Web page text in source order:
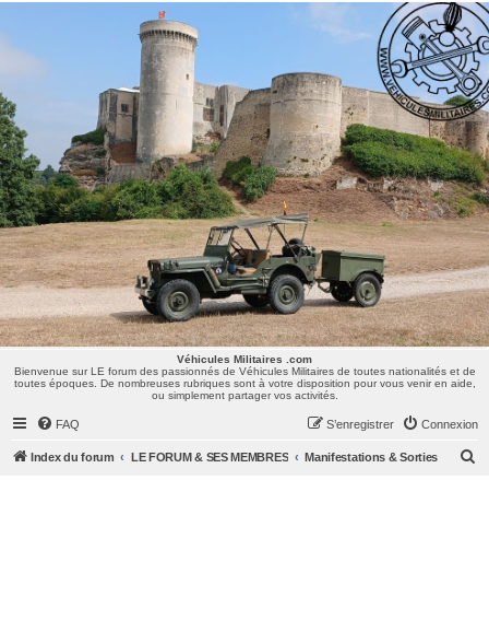
Véhicules Militaires .com
Bienvenue sur LE forum des passionnés de Véhicules Militaires de toutes nationalités et de
toutes époques. De nombreuses rubriques sont à votre disposition pour vous venir en aide,
ou simplement partager vos activités.
Véhicules Militaires .com
Bienvenue sur LE forum des passionnés de Véhicules Militaires de toutes nationalités et de
toutes époques. De nombreuses rubriques sont à votre disposition pour vous venir en aide,
ou simplement partager vos activités.
FAQ Connexion
S’enregistrer
Index du forum LE FORUM & SES MEMBRES Manifestations & Sorties